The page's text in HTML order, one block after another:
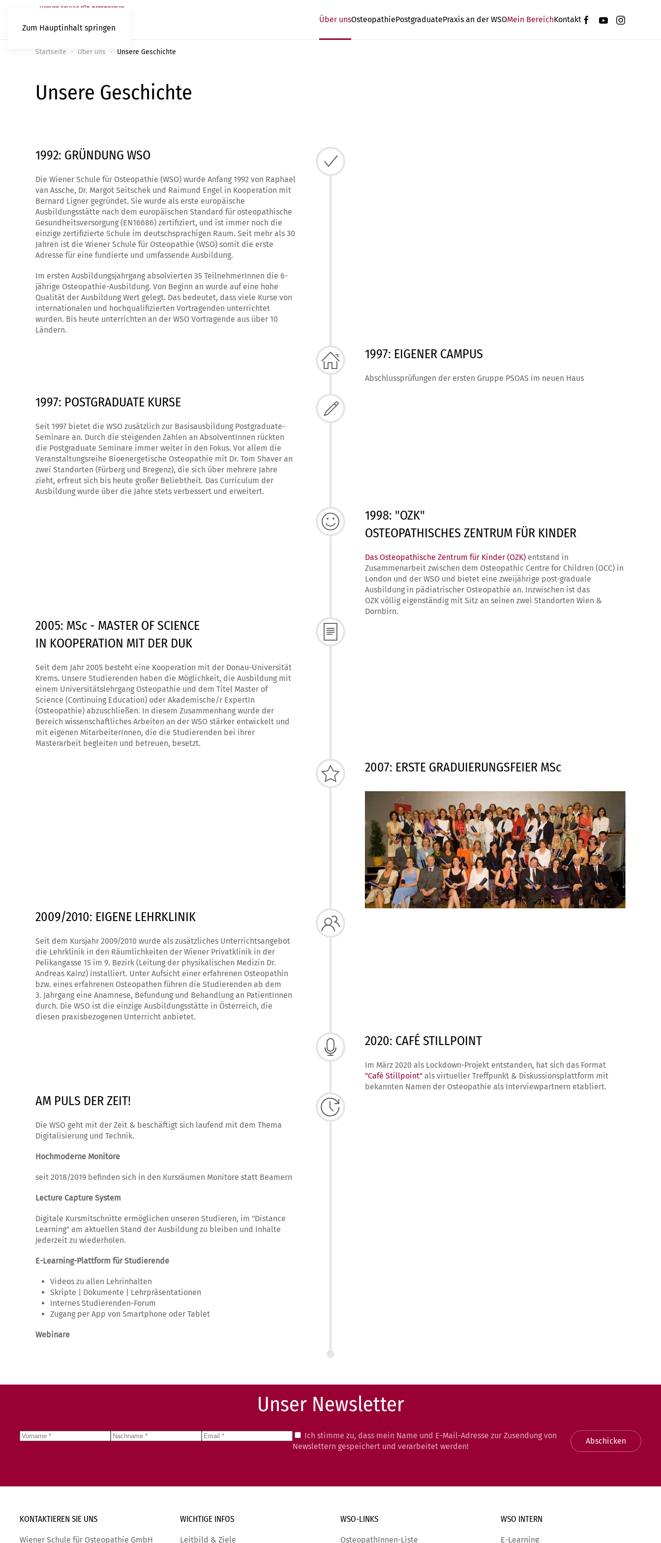
Zum Hauptinhalt springen
Über unsOsteopathiePostgraduatePraxis an der WSOMein BereichKontakt
Startseite Über uns Unsere Geschichte
Unsere Geschichte
1992: GRÜNDUNG WSO
Die Wiener Schule für Osteopathie (WSO) wurde Anfang 1992 von Raphael
van Assche, Dr. Margot Seitschek und Raimund Engel in Kooperation mit
Bernard Ligner gegründet. Sie wurde als erste europäische
Ausbildungsstätte nach dem europäischen Standard für osteopathische
Gesundheitsversorgung (EN16686) zertifiziert, und ist immer noch die
einzige zertifizierte Schule im deutschsprachigen Raum. Seit mehr als 30
Jahren ist die Wiener Schule für Osteopathie (WSO) somit die erste
Adresse für eine fundierte und umfassende Ausbildung.
Im ersten Ausbildungsjahrgang absolvierten 35 TeilnehmerInnen die 6-
jährige Osteopathie-Ausbildung. Von Beginn an wurde auf eine hohe
Qualität der Ausbildung Wert gelegt. Das bedeutet, dass viele Kurse von
internationalen und hochqualifizierten Vortragenden unterrichtet
wurden. Bis heute unterrichten an der WSO Vortragende aus über 10
Ländern.
1997: EIGENER CAMPUS
Abschlussprüfungen der ersten Gruppe PSOAS im neuen Haus
1997: POSTGRADUATE KURSE
Seit 1997 bietet die WSO zusätzlich zur Basisausbildung Postgraduate-
Seminare an. Durch die steigenden Zahlen an AbsolventInnen rückten
die Postgraduate Seminare immer weiter in den Fokus. Vor allem die
Veranstaltungsreihe Bioenergetische Osteopathie mit Dr. Tom Shaver an
zwei Standorten (Fürberg und Bregenz), die sich über mehrere Jahre
zieht, erfreut sich bis heute großer Beliebtheit. Das Curriculum der
Ausbildung wurde über die Jahre stets verbessert und erweitert.
1998: "OZK"
OSTEOPATHISCHES ZENTRUM FÜR KINDER
Das Osteopathische Zentrum für Kinder (OZK) entstand in
Zusammenarbeit zwischen dem Osteopathic Centre for Children (OCC) in
London und der WSO und bietet eine zweijährige post-graduale
Ausbildung in pädiatrischer Osteopathie an. Inzwischen ist das
OZK völlig eigenständig mit Sitz an seinen zwei Standorten Wien &
Dornbirn.
2005: MSc - MASTER OF SCIENCE
IN KOOPERATION MIT DER DUK
Seit dem Jahr 2005 besteht eine Kooperation mit der Donau-Universität
Krems. Unsere Studierenden haben die Möglichkeit, die Ausbildung mit
einem Universitätslehrgang Osteopathie und dem Titel Master of
Science (Continuing Education) oder Akademische/r ExpertIn
(Osteopathie) abzuschließen. In diesem Zusammenhang wurde der
Bereich wissenschaftliches Arbeiten an der WSO stärker entwickelt und
mit eigenen MitarbeiterInnen, die die Studierenden bei ihrer
Masterarbeit begleiten und betreuen, besetzt.
2007: ERSTE GRADUIERUNGSFEIER MSc
2009/2010: EIGENE LEHRKLINIK
Seit dem Kursjahr 2009/2010 wurde als zusätzliches Unterrichtsangebot
die Lehrklinik in den Räumlichkeiten der Wiener Privatklinik in der
Pelikangasse 15 im 9. Bezirk (Leitung der physikalischen Medizin Dr.
Andreas Kainz) installiert. Unter Aufsicht einer erfahrenen Osteopathin
bzw. eines erfahrenen Osteopathen führen die Studierenden ab dem
3. Jahrgang eine Anamnese, Befundung und Behandlung an PatientInnen
durch. Die WSO ist die einzige Ausbildungsstätte in Österreich, die
diesen praxisbezogenen Unterricht anbietet.
2020: CAFÉ STILLPOINT
Im März 2020 als Lockdown-Projekt entstanden, hat sich das Format
"Café Stillpoint" als virtueller Treffpunkt & Diskussionsplattform mit
bekannten Namen der Osteopathie als Interviewpartnern etabliert.
AM PULS DER ZEIT!
Die WSO geht mit der Zeit & beschäftigt sich laufend mit dem Thema
Digitalisierung und Technik.
Hochmoderne Monitore
seit 2018/2019 befinden sich in den Kursräumen Monitore statt Beamern
Lecture Capture System
Digitale Kursmitschnitte ermöglichen unseren Studieren, im "Distance
Learning" am aktuellen Stand der Ausbildung zu bleiben und Inhalte
jederzeit zu wiederholen.
E-Learning-Plattform für Studierende
Videos zu allen Lehrinhalten
Skripte | Dokumente | Lehrpräsentationen
Internes Studierenden-Forum
Zugang per App von Smartphone oder Tablet
Webinare
Unser Newsletter
Ich stimme zu, dass mein Name und E-Mail-Adresse zur Zusendung von
Newslettern gespeichert und verarbeitet werden!
Abschicken
KONTAKTIEREN SIE UNS
Wiener Schule für Osteopathie GmbH
WICHTIGE INFOS
Leitbild & Ziele
WSO-LINKS
OsteopathInnen-Liste
WSO INTERN
E-Learning